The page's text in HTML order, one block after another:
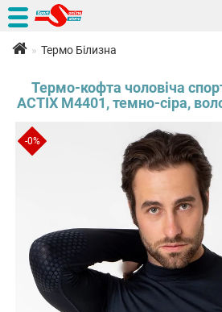
Термо Білизна
Термо-кофта чоловіча
ACTIX М4401, темно-сіра,
-0%